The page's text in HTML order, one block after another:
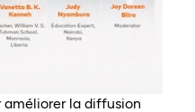
améliorer la diffusion